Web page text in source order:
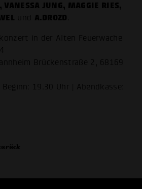
VANESSA JUNG, MAGGIE RIES,
und A.DROZD
in der Alten Feuerwache
Brückenstraße 2, 68169
19.30 Uhr | Abendkasse: